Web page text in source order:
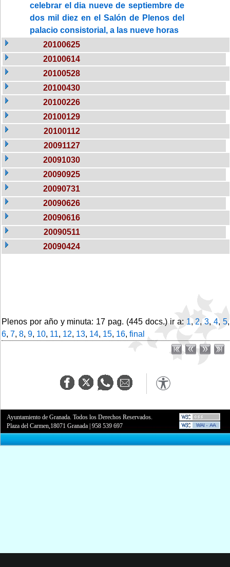
celebrar el dia nueve de septiembre de
dos mil diez en el Salón de Plenos del
palacio consistorial, a las nueve horas
20100625
20100614
20100528
20100430
20100226
20100129
20100112
20091127
20091030
20090925
20090731
20090626
20090616
20090511
20090424
Plenos por año y minuta: 17 pag. (445 docs.) ir a: 1,2,3,4,5,
6, 7, 8, 9, 10, 11, 12, 13, 14, 15, 16, final
Ayuntamiento de Granada. Todos los Derechos Reservados.
Plaza del Carmen,18071 Granada |958 539 697